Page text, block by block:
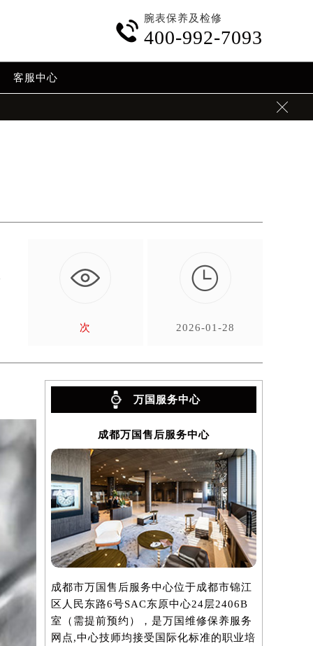

腕表保养及检修
400-992-7093
客服中心

次

2026-01-28
万国服务中心
成都万国售后服务中心
成都市万国售后服务中心位于成都市锦江
区人民东路6号SAC东原中心24层2406B
室（需提前预约），是万国维修保养服务
网点,中心技师均接受国际化标准的职业培